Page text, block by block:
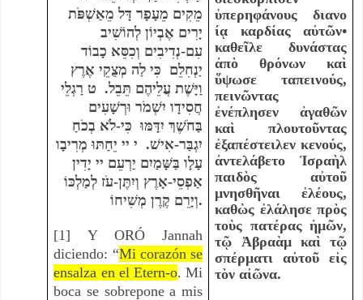
מֵקִים מֵעָפָר דָּל מֵאַשְׁפֹּת
יָרִים אֶבְיוֹן לְהוֹשִׁיב
עִם-נְדִיבִים וְכִסֵּא כָבוֹד
יַנְחִלֵם כִּי לַה מְצֻקֵי אֶרֶץ
וַיָּשֶׁת עֲלֵיהֶם תֵּבֵל. ט רַגְלֵי
חֲסִידָו יִשְׁמֹר וּרְשָׁעִים
בַּחֹשֶׁךְ יִדָּמּוּ כִּי-לֹא בְכֹחַ
יִגְבַּר-אִישׁ. י יי יֵחַתּוּ מְרִיבָו
עָלָו בַּשָּׁמַיִם יַרְעֵם יי יָדִין
אַפְסֵי-אָרֶץ וְיִתֶּן-עֹז לְמַלְכּוֹ
וְיָרֵם קֶרֶן מְשִׁיחוֹ.
[1] Y ORÓ Jannah
diciendo: “Mi corazón se
ensalza en el Etern-o. Mi
boca se sobrepone a mis
ὑπερηφάνους διανο
ίᾳ καρδίας αὐτῶν•
καθεῖλε δυνάστας
ἀπὸ θρόνων καὶ
ὕψωσε ταπεινούς,
πεινῶντας
ἐνέπλησεν ἀγαθῶν
καὶ πλουτοῦντας
ἐξαπέστειλεν κενούς,
ἀντελάβετο Ἰσραὴλ
παιδὸς αὐτοῦ
μνησθῆναι ἐλέους,
καθὼς ἐλάλησε πρὸς
τοὺς πατέρας ἡμῶν,
τῷ Ἀβραὰμ καὶ τῷ
σπέρματι αὐτοῦ εἰς
τὸν αἰῶνα.